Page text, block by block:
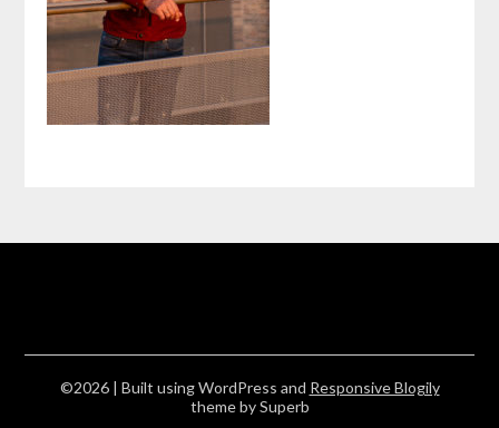
©2026 | Built using WordPress and Responsive Blogily
theme by Superb